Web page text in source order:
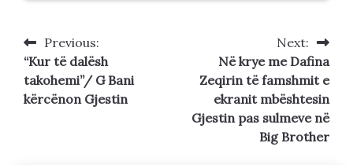
Post
navigation
Previous:
“Kur të dalësh
takohemi”/ G Bani
kërcënon Gjestin
Next:
Në krye me Dafina
Zeqirin të famshmit e
ekranit mbështesin
Gjestin pas sulmeve në
Big Brother